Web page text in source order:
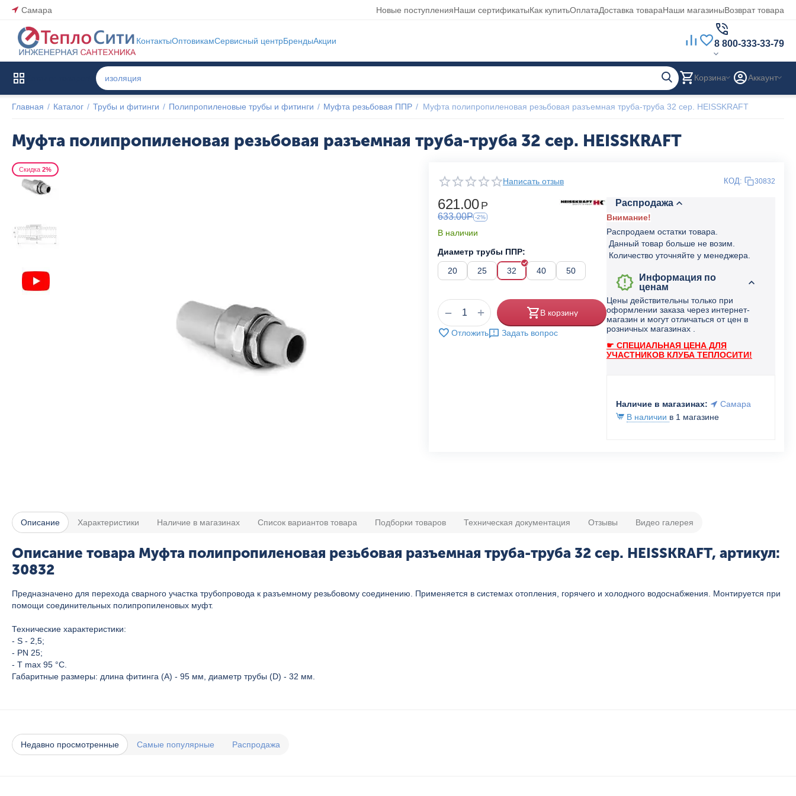
Самара Новые поступленияНаши сертификатыКак купитьОплатаДоставка товараНаши магазиныВозврат товара
КонтактыОптовикамСервисный центрБрендыАкции 8 800-333-33-79
Корзина Аккаунт
Главная / Каталог / Трубы и фитинги / Полипропиленовые трубы и фитинги / Муфта резьбовая ППР / Муфта полипропиленовая резьбовая разъемная труба-труба 32 сер. HEISSKRAFT
Муфта полипропиленовая резьбовая разъемная труба-труба 32 сер. HEISSKRAFT
Скидка 2%
Написать отзыв КОД: 30832
621.00 Р
633.00Р -2%
В наличии
Диаметр трубы ППР:
20
25 32 40 50
+
− В корзину
Отложить Задать вопрос
Распродажа
Внимание!
Распродаем остатки товара.
Данный товар больше не возим.
Количество уточняйте у менеджера.
Информация по
ценам
Цены действительны только при
оформлении заказа через интернет-
магазин и могут отличаться от цен в
розничных магазинах .
☛ СПЕЦИАЛЬНАЯ ЦЕНА ДЛЯ
УЧАСТНИКОВ КЛУБА ТЕПЛОСИТИ!
Наличие в магазинах:
Самара
В наличии в 1 магазине
Описание Характеристики Наличие в магазинах Список вариантов товара Подборки товаров Техническая документация Отзывы Видео галерея
Описание товара Муфта полипропиленовая резьбовая разъемная труба-труба 32 сер. HEISSKRAFT, артикул:
30832
Предназначено для перехода сварного участка трубопровода к разъемному резьбовому соединению. Применяется в системах отопления, горячего и холодного водоснабжения. Монтируется при
помощи соединительных полипропиленовых муфт.
Технические характеристики:
- S - 2,5;
- PN 25;
- T max 95 °C.
Габаритные размеры: длина фитинга (A) - 95 мм, диаметр трубы (D) - 32 мм.
Недавно просмотренные Самые популярные Распродажа